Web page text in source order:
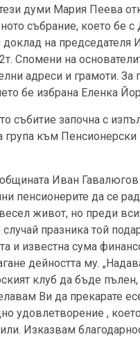
думи Мария Пеева
събрание, което бе
доклад на председателя
Спомени на
адреси и грамоти. За
бе избрана Еленка
събитие започна с
група към Пенсионерски
Иван
пенсионерите да се
живот, но преди
празника той
и известна сума
дейността му.
клуб да бъде пълен,
Ви да прекарате
удовлетворение ,
Изказвам